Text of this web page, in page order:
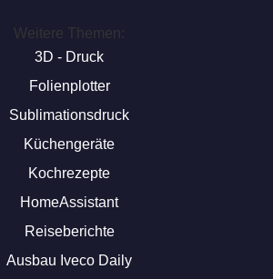
Weitere Themen:
3D - Druck
Folienplotter
Sublimationsdruck
Küchengeräte
Kochrezepte
HomeAssistant
Reiseberichte
Ausbau Iveco Daily